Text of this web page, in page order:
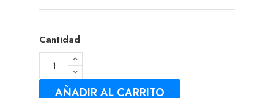
Cantidad
AÑADIR AL CARRITO